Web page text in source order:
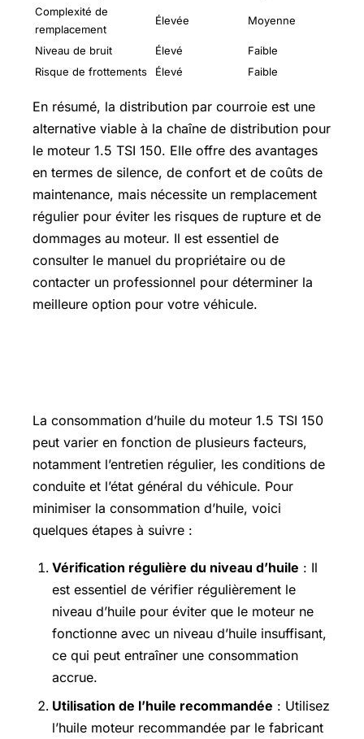
Complexité de
remplacement
Élevée Moyenne
Niveau de bruit Élevé
Faible
Risque de frottements
Élevé Faible
En résumé, la distribution par courroie est une
alternative viable à la chaîne de distribution pour
le moteur 1.5 TSI 150. Elle offre des avantages
en termes de silence, de confort et de coûts de
maintenance, mais nécessite un remplacement
régulier pour éviter les risques de rupture et de
dommages au moteur. Il est essentiel de
consulter le manuel du propriétaire ou de
contacter un professionnel pour déterminer la
meilleure option pour votre véhicule.
La consommation d’huile du moteur 1.5 TSI 150
peut varier en fonction de plusieurs facteurs,
notamment l’entretien régulier, les conditions de
conduite et l’état général du véhicule. Pour
minimiser la consommation d’huile, voici
quelques étapes à suivre :
Vérification régulière du niveau d’huile : Il
est essentiel de vérifier régulièrement le
niveau d’huile pour éviter que le moteur ne
fonctionne avec un niveau d’huile insuffisant,
ce qui peut entraîner une consommation
accrue.
Utilisation de l’huile recommandée : Utilisez
l’huile moteur recommandée par le fabricant